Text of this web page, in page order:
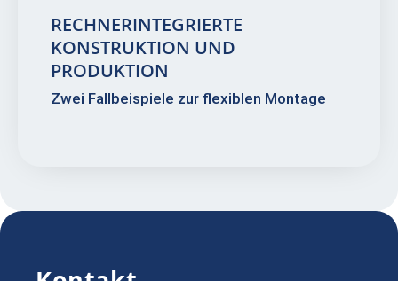
RECHNERINTEGRIERTE
KONSTRUKTION UND
PRODUKTION
Zwei Fallbeispiele zur flexiblen Montage